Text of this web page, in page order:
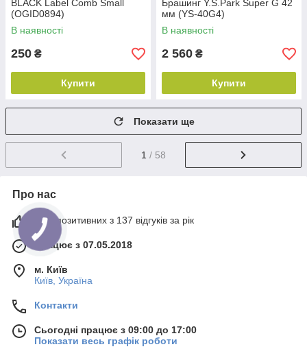
BLACK Label Comb Small
(OGID0894)
В наявності
250 ₴
Купити
Брашинг Y.S.Park Super G 42
мм (YS-40G4)
В наявності
2 560 ₴
Купити
Показати ще
1 / 58
Про нас
99% позитивних з 137 відгуків за рік
Працює з 07.05.2018
м. Київ
Київ, Україна
Контакти
Сьогодні працює з 09:00 до 17:00
Показати весь графік роботи